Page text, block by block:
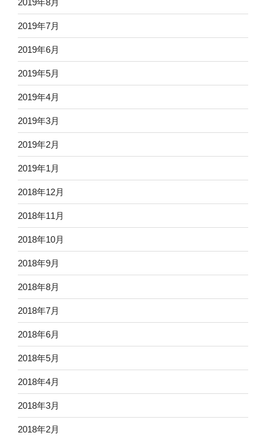
2019年7月
2019年6月
2019年5月
2019年4月
2019年3月
2019年2月
2019年1月
2018年12月
2018年11月
2018年10月
2018年9月
2018年8月
2018年7月
2018年6月
2018年5月
2018年4月
2018年3月
2018年2月